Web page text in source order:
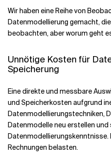
Wir haben eine Reihe von
Datenmodellierung gemacht,
beobachten, aber worum geht
Unnötige Kosten für
Speicherung
Eine direkte und messbare
und Speicherkosten aufgrund
Datenmodellierungstechniken,
Datenmodelle neu erstellen
Datenmodellierungskenntnisse.
Rechnungen belasten.